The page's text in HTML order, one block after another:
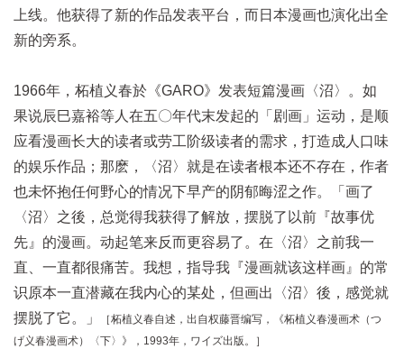
上线。他获得了新的作品发表平台，而日本漫画也演化出全
新的旁系。
1966年，柘植义春於《GARO》发表短篇漫画〈沼〉。如
果说辰巳嘉裕等人在五〇年代末发起的「剧画」运动，是顺
应看漫画长大的读者或劳工阶级读者的需求，打造成人口味
的娱乐作品；那麽，〈沼〉就是在读者根本还不存在，作者
也未怀抱任何野心的情况下早产的阴郁晦涩之作。「画了
〈沼〉之後，总觉得我获得了解放，摆脱了以前『故事优
先』的漫画。动起笔来反而更容易了。在〈沼〉之前我一
直、一直都很痛苦。我想，指导我『漫画就该这样画』的常
识原本一直潜藏在我内心的某处，但画出〈沼〉後，感觉就
摆脱了它。」
［柘植义春自述，出自权藤晋编写，《柘植义春漫画术（つ
げ义春漫画术）〈下〉》，1993年，ワイズ出版。］